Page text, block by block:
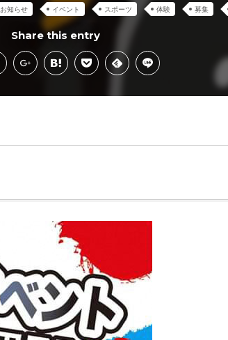
お知らせ イベント スポーツ 体験 募集
Share this entry